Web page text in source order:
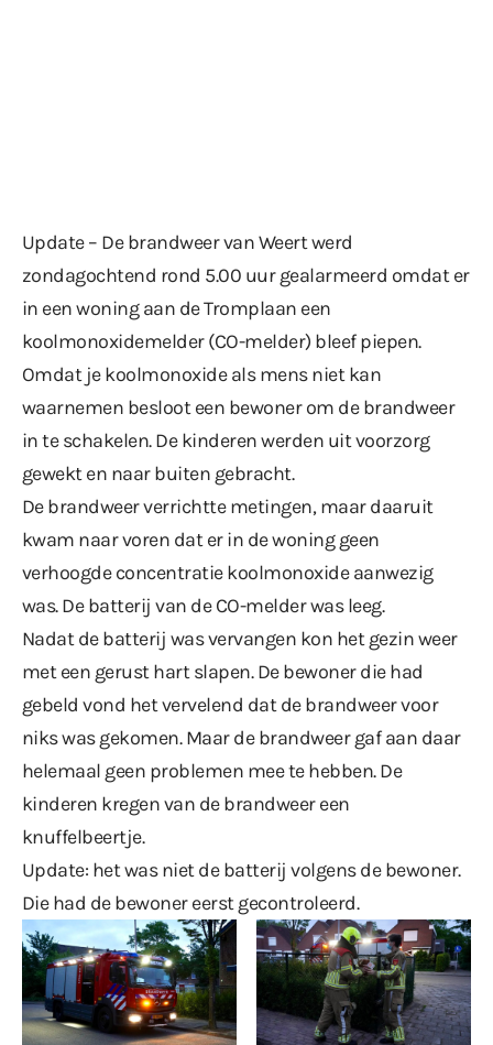
Update – De brandweer van Weert werd
zondagochtend rond 5.00 uur gealarmeerd omdat er
in een woning aan de Tromplaan een
koolmonoxidemelder (CO-melder) bleef piepen.
Omdat je koolmonoxide als mens niet kan
waarnemen besloot een bewoner om de brandweer
in te schakelen. De kinderen werden uit voorzorg
gewekt en naar buiten gebracht.
De brandweer verrichtte metingen, maar daaruit
kwam naar voren dat er in de woning geen
verhoogde concentratie koolmonoxide aanwezig
was. De batterij van de CO-melder was leeg.
Nadat de batterij was vervangen kon het gezin weer
met een gerust hart slapen. De bewoner die had
gebeld vond het vervelend dat de brandweer voor
niks was gekomen. Maar de brandweer gaf aan daar
helemaal geen problemen mee te hebben. De
kinderen kregen van de brandweer een
knuffelbeertje.
Update: het was niet de batterij volgens de bewoner.
Die had de bewoner eerst gecontroleerd.